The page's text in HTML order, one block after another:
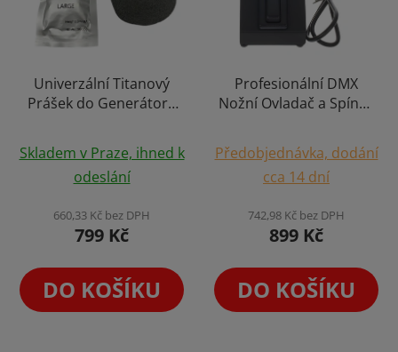
Univerzální Titanový
Prášek do Generátoru
Powder Venkovní a
Vnitřní Použití 200g
hodnocení
produktu
je
5,0
5
hvězdiček.
Skladem v Praze, ihned k
odeslání
660,33 Kč bez DPH
799 Kč
DO KOŠÍKU
Profesionální DMX
Nožní Ovladač a Spínač
Ohně a Efekty Indoor &
Outdoor
Předobjednávka, dodání
cca 14 dní
742,98 Kč bez DPH
899 Kč
DO KOŠÍKU